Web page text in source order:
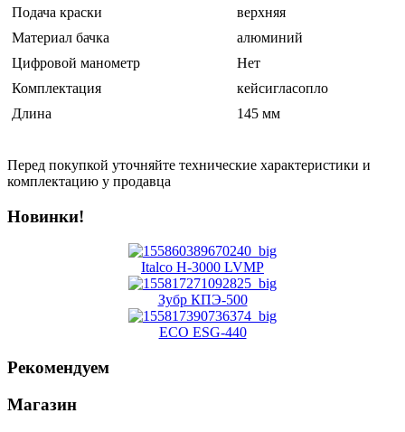
Подача краски
верхняя
Материал бачка
алюминий
Цифровой манометр
Нет
Комплектация
кейсигласопло
Длина
145 мм
Перед покупкой уточняйте технические характеристики и
комплектацию у продавца
Новинки!
Italco H-3000 LVMP
Зубр КПЭ-500
ECO ESG-440
Рекомендуем
Магазин